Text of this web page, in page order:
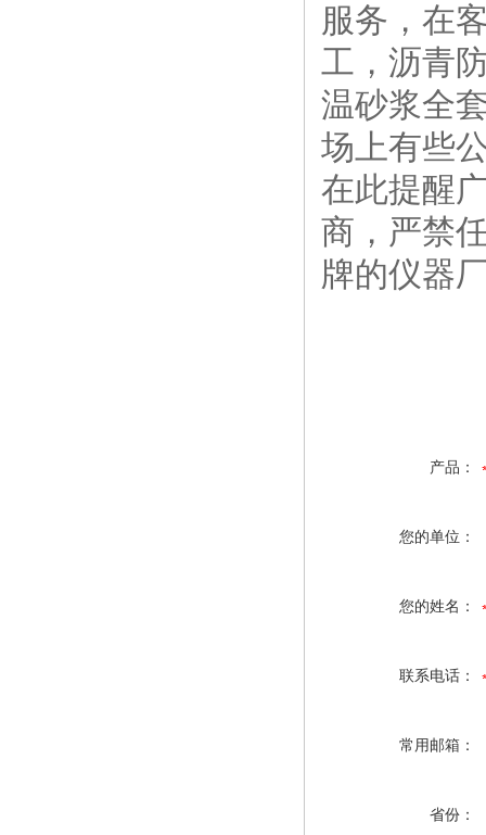
服务，在
工，沥青
温砂浆全
场上有些
在此提醒
商，严禁
牌的仪器
产品：
您的单位：
您的姓名：
联系电话：
常用邮箱：
省份：